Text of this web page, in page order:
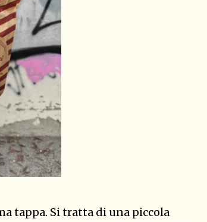
tappa. Si tratta di una piccola